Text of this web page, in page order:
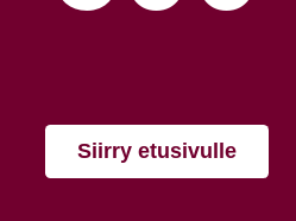
Siirry etusivulle